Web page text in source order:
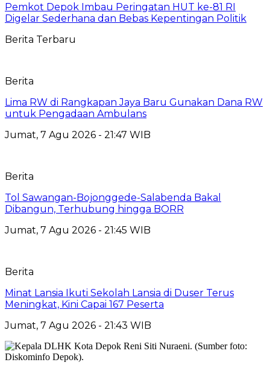
Pemkot Depok Imbau Peringatan HUT ke-81 RI
Digelar Sederhana dan Bebas Kepentingan Politik
Berita Terbaru
Berita
Lima RW di Rangkapan Jaya Baru Gunakan Dana RW
untuk Pengadaan Ambulans
Jumat, 7 Agu 2026 - 21:47 WIB
Berita
Tol Sawangan-Bojonggede-Salabenda Bakal
Dibangun, Terhubung hingga BORR
Jumat, 7 Agu 2026 - 21:45 WIB
Berita
Minat Lansia Ikuti Sekolah Lansia di Duser Terus
Meningkat, Kini Capai 167 Peserta
Jumat, 7 Agu 2026 - 21:43 WIB